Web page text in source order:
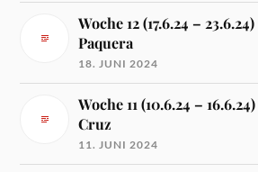
Woche 12 (17.6.24 –
Paquera
18. JUNI 2024
Woche 11 (10.6.24 –
Cruz
11. JUNI 2024